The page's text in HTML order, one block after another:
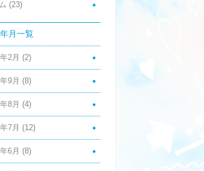
(23)
月一覧
2月 (2)
9月 (8)
8月 (4)
7月 (12)
6月 (8)